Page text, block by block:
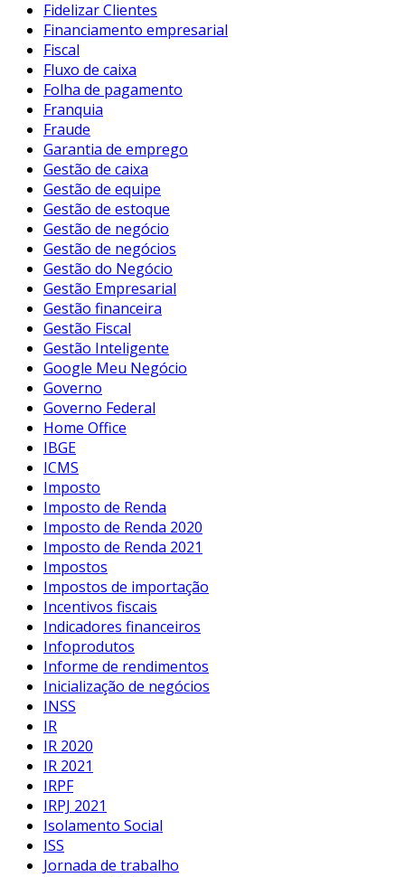
Fidelizar Clientes
Financiamento empresarial
Fiscal
Fluxo de caixa
Folha de pagamento
Franquia
Fraude
Garantia de emprego
Gestão de caixa
Gestão de equipe
Gestão de estoque
Gestão de negócio
Gestão de negócios
Gestão do Negócio
Gestão Empresarial
Gestão financeira
Gestão Fiscal
Gestão Inteligente
Google Meu Negócio
Governo
Governo Federal
Home Office
IBGE
ICMS
Imposto
Imposto de Renda
Imposto de Renda 2020
Imposto de Renda 2021
Impostos
Impostos de importação
Incentivos fiscais
Indicadores financeiros
Infoprodutos
Informe de rendimentos
Inicialização de negócios
INSS
IR
IR 2020
IR 2021
IRPF
IRPJ 2021
Isolamento Social
ISS
Jornada de trabalho